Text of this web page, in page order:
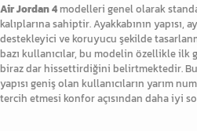
Air Jordan 4modelleri genel olarak
kalıplarına sahiptir. Ayakkabının yapısı,
destekleyici ve koruyucu şekilde
bazı kullanıcılar, bu modelin özellikle
biraz dar hissettirdiğini belirtmektedir.
yapısı geniş olan kullanıcıların yarım
tercih etmesi konfor açısından daha iyi